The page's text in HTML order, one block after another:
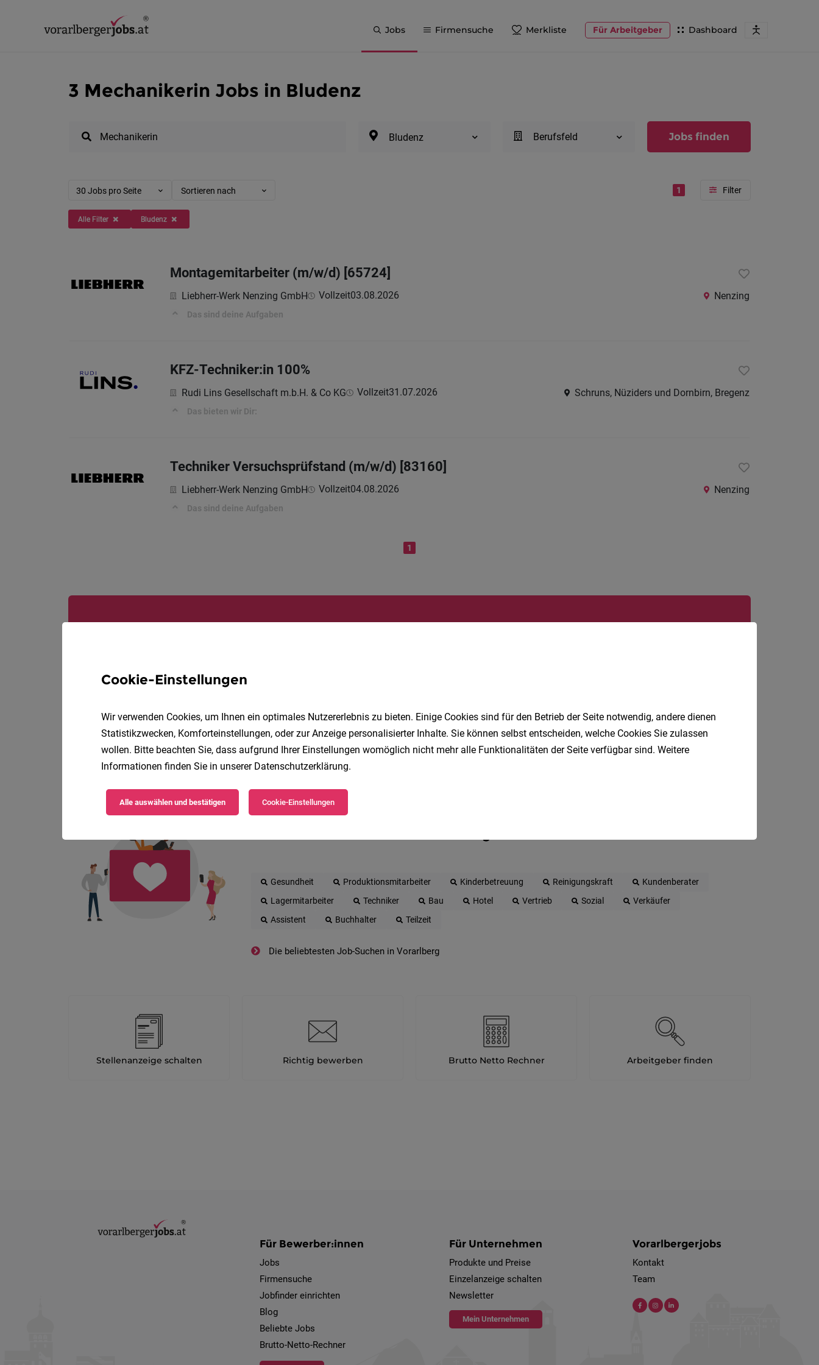
Jobs Firmensuche Merkliste Dashboard
Für Arbeitgeber
3 Mechanikerin Jobs in Bludenz
Bludenz Berufsfeld Jobs finden
30 Jobs pro Seite Sortieren nach 1
Alle Filter Bludenz
Montagemitarbeiter (m/w/d) [65724]
Liebherr-Werk Nenzing GmbH Vollzeit03.08.2026 Nenzing
Das sind deine Aufgaben
KFZ-Techniker:in 100%
Rudi Lins Gesellschaft m.b.H. & Co KG Vollzeit31.07.2026 Schruns, Nüziders und Dornbirn, Bregenz
Das bieten wir Dir:
Techniker Versuchsprüfstand (m/w/d) [83160]
Liebherr-Werk Nenzing GmbH Vollzeit04.08.2026 Nenzing
Das sind deine Aufgaben
1
Gesundheit Produktionsmitarbeiter Kinderbetreuung Reinigungskraft
Kundenberater
Lagermitarbeiter
Techniker Bau Hotel Vertrieb Sozial
Verkäufer
Assistent
Buchhalter Teilzeit
Die beliebtesten Job-Suchen in Vorarlberg
Stellenanzeige schalten Richtig bewerben Brutto Netto Rechner Arbeitgeber finden
Für Bewerber:innen
Jobs
Firmensuche
Jobfinder einrichten
Blog
Beliebte Jobs
Brutto-Netto-Rechner
Für Unternehmen
Produkte und Preise
Einzelanzeige schalten
Newsletter
Mein Unternehmen
Vorarlbergerjobs
Kontakt
Team
Cookie-Einstellungen
Wir verwenden Cookies, um Ihnen ein optimales Nutzererlebnis zu bieten. Einige Cookies sind für den Betrieb der Seite notwendig, andere dienen
Statistikzwecken, Komforteinstellungen, oder zur Anzeige personalisierter Inhalte. Sie können selbst entscheiden, welche Cookies Sie zulassen
wollen. Bitte beachten Sie, dass aufgrund Ihrer Einstellungen womöglich nicht mehr alle Funktionalitäten der Seite verfügbar sind. Weitere
Informationen finden Sie in unserer Datenschutzerklärung.
Alle auswählen und bestätigen Cookie-Einstellungen